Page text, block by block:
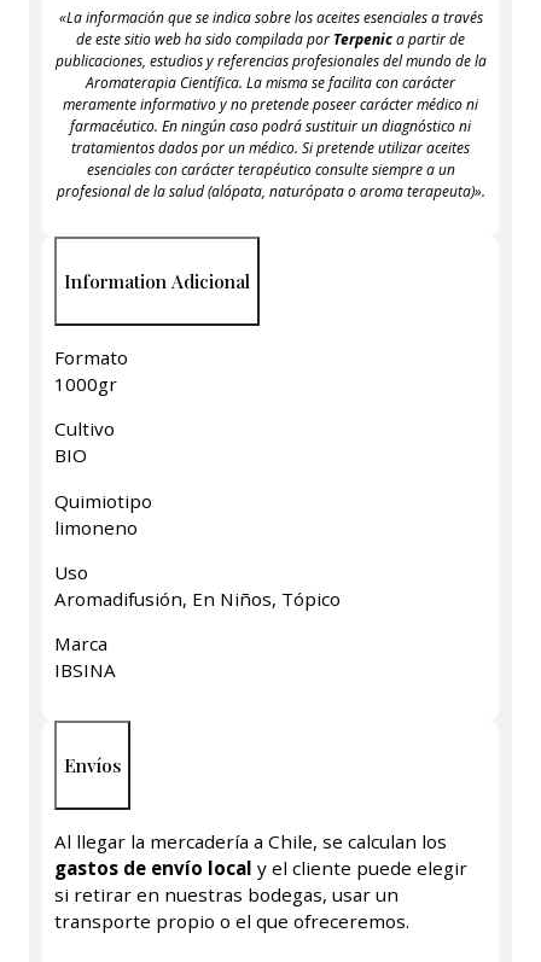
«La información que se indica sobre los aceites esenciales a través
de este sitio web ha sido compilada por Terpenica partir de
publicaciones, estudios y referencias profesionales del mundo de la
Aromaterapia Científica. La misma se facilita con carácter
meramente informativo y no pretende poseer carácter médico ni
farmacéutico. En ningún caso podrá sustituir un diagnóstico ni
tratamientos dados por un médico. Si pretende utilizar aceites
esenciales con carácter terapéutico consulte siempre a un
profesional de la salud (alópata, naturópata o aroma terapeuta)».
Information Adicional
Formato
1000gr
Cultivo
BIO
Quimiotipo
limoneno
Uso
Aromadifusión, En Niños, Tópico
Marca
IBSINA
Envíos
Al llegar la mercadería a Chile, se calculan los
gastos de envío local y el cliente puede elegir
si retirar en nuestras bodegas, usar un
transporte propio o el que ofreceremos.